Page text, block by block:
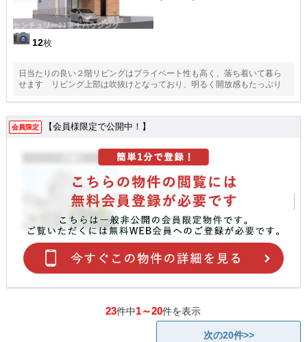
12枚
日当たりの良い２階リビングはプライベート性も高く、落ち着いて暮ら
せます リビング上部は吹抜けとなっており、明るく開放感もたっぷり
会員限定 【会員様限定で公開中！】
23件中1～20件を表示
次の20件>>